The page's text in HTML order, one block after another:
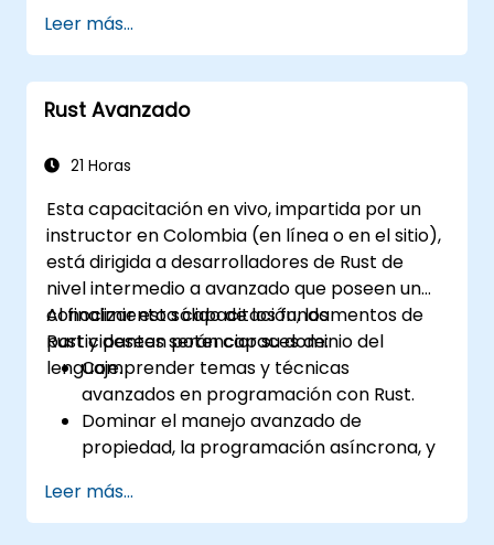
Leer más...
Rust Avanzado
21 Horas
Esta capacitación en vivo, impartida por un
instructor en Colombia (en línea o en el sitio),
está dirigida a desarrolladores de Rust de
nivel intermedio a avanzado que poseen un
conocimiento sólido de los fundamentos de
Rust y desean potenciar su dominio del
lenguaje.
Al finalizar esta capacitación, los
participantes serán capaces de:
Comprender temas y técnicas
avanzados en programación con Rust.
Dominar el manejo avanzado de
propiedad, la programación asíncrona, y
Adquirir competencia en el manejo
avanzado de errores, macros y
Leer más...